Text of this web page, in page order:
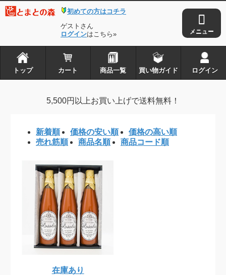
初めての方はコチラ
ゲストさん
ログインはこちら»
トップ カート 商品一覧 買い物ガイド ログイン
5,500円以上お買い上げで送料無料！
新着順 価格の安い順
価格の高い順
売れ筋順
商品名順 商品コード順
在庫あり
トップ
ログイン
とまとの森は株式会社アイ・タックルの
登録商標です
Copyright © 2010-2026とまとの森. all rights reserved.